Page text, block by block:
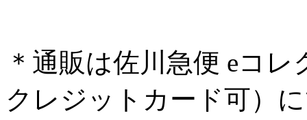
＊通販は佐川急便 eコ
クレジットカード可）